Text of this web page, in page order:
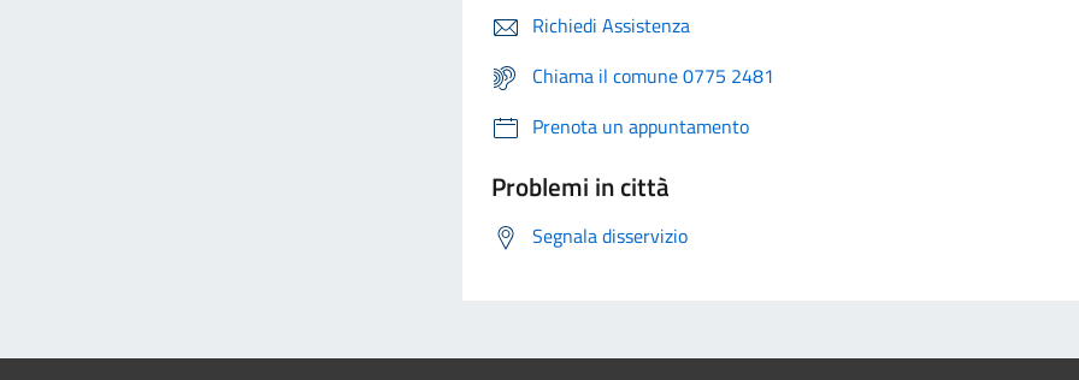
Richiedi Assistenza
Chiama il comune 0775 2481
Prenota un appuntamento
Problemi in città
Segnala disservizio